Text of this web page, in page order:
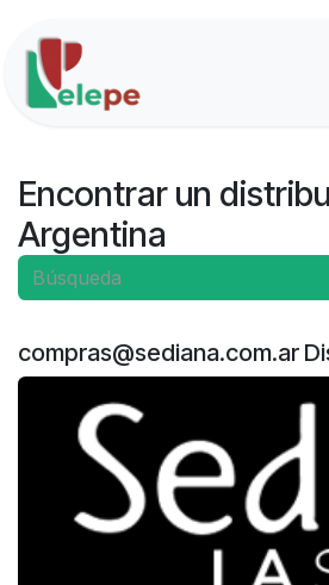
Encontrar un
Argentina
compras@sediana.com.ar